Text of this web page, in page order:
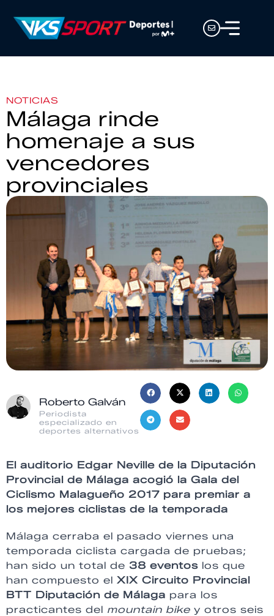
NOTICIAS
Málaga rinde
homenaje a sus
vencedores
provinciales
Roberto Galván
Periodista
especializado en
deportes alternativos
El auditorio Edgar Neville de la Diputación
Provincial de Málaga acogió la Gala del
Ciclismo Malagueño 2017 para premiar a
los mejores ciclistas de la temporada
Málaga cerraba el pasado viernes una
temporada ciclista cargada de pruebas;
han sido un total de 38 eventos los que
han compuesto el XIX Circuito Provincial
BTT Diputación de Málaga para los
practicantes del mountain bike y otros seis